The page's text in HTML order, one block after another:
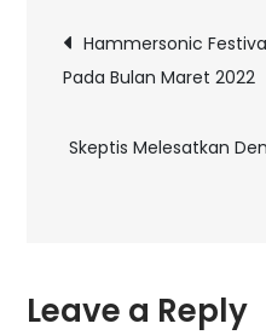
Post
Hammersonic
Pada Bulan Maret 2022
Skeptis Melesatkan
Leave a Reply